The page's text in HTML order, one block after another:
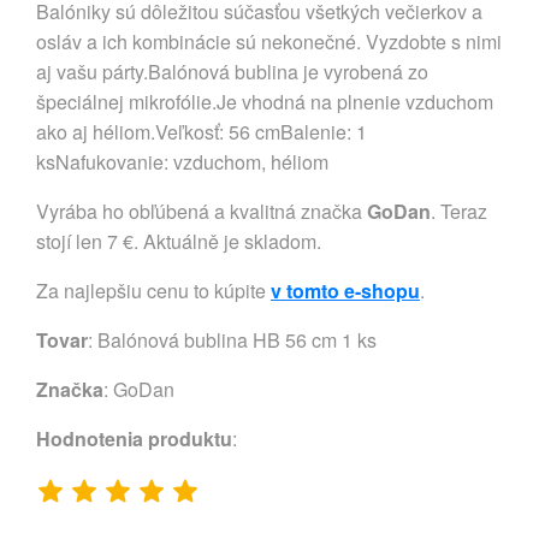
Balóniky sú dôležitou súčasťou všetkých večierkov a
osláv a ich kombinácie sú nekonečné. Vyzdobte s nimi
aj vašu párty.Balónová bublina je vyrobená zo
špeciálnej mikrofólie.Je vhodná na plnenie vzduchom
ako aj héliom.Veľkosť: 56 cmBalenie: 1
ksNafukovanie: vzduchom, héliom
Vyrába ho obľúbená a kvalitná značkaGoDan. Teraz
stojí len 7 €. Aktuálně je skladom.
Za najlepšiu cenu to kúpite v tomto e-shopu.
Tovar: Balónová bublina HB 56 cm 1 ks
Značka: GoDan
Hodnotenia produktu: